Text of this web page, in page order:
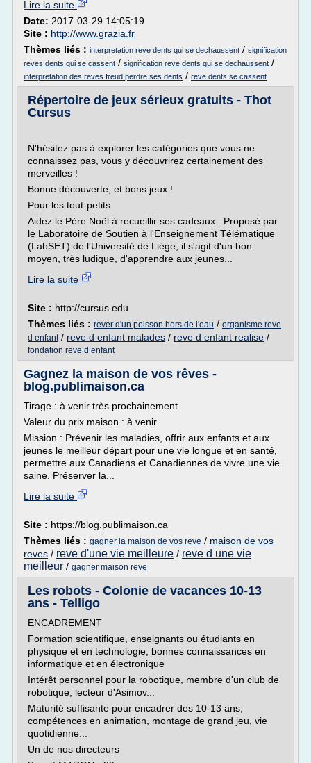
Lire la suite
Date: 2017-03-29 14:05:19
Site : http://www.grazia.fr
Thèmes liés : interpretation reve dents qui se dechaussent / signification
reves dents qui se cassent / signification reve dents qui se dechaussent /
interpretation des reves freud perdre ses dents / reve dents se cassent
Répertoire de jeux sérieux gratuits - Thot
Cursus
N'hésitez pas à explorer les catégories que vous ne
connaissez pas, vous y découvrirez certainement des
merveilles !
Bonne découverte, et bons jeux !
Pour les tout-petits
Aidez le Père Noël à recueillir ses cadeaux : Proposé par
le Laboratoire de Soutien à l'Enseignement Télématique
(LabSET) de l'Université de Liège, il s'agit d'un bon
moyen, très ludique, d'apprendre aux jeunes...
Lire la suite
Site : http://cursus.edu
Thèmes liés : rever d'un poisson hors de l'eau / organisme reve
d enfant/ reve d enfant malades / reve d enfant realise /
fondation reve d enfant
Gagnez la maison de vos rêves -
blog.publimaison.ca
Tirage : à venir très prochainement
Valeur du prix maison : à venir
Mission : Prévenir les maladies, offrir aux enfants et aux
jeunes le meilleur départ pour une vie longue et en santé,
permettre aux Canadiens et Canadiennes de vivre une vie
saine. Préserver la...
Lire la suite
Site : https://blog.publimaison.ca
Thèmes liés : gagner la maison de vos reve / maison de vos
reves / reve d'une vie meilleure / reve d une vie
meilleur / gagner maison reve
Les robots - Colonie de vacances 10-13
ans - Telligo
ENCADREMENT
Formation scientifique, enseignants ou étudiants en
physique et en technologie, bonnes connaissances en
informatique et en électronique
Intérêt personnel pour la robotique, membre d'un club de
robotique, lecteur d'Asimov...
Maturité suffisante pour encadrer des 10-13 ans,
compétences en animation, montage de grand jeu, vie
quotidienne...
Un de nos directeurs